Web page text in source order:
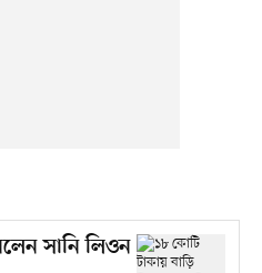
সানি লিওন